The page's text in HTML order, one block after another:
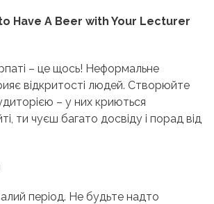
Have A Beer with Your Lecturer
– це щось! Неформальне
відкритості людей. Створюйте
– у них криються
ти чуєш багато досвіду і порад від
період. Не будьте надто